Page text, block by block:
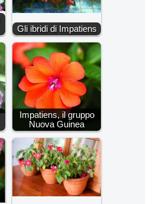
Gli ibridi di Impatiens
Impatiens, il gruppo
Nuova Guinea